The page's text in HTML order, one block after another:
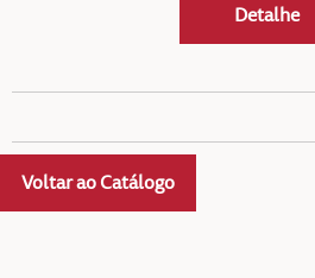
Detalhe
Voltar ao Catálogo